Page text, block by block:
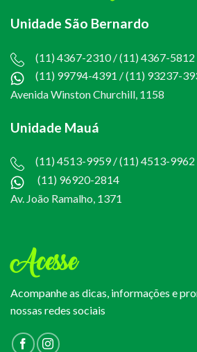
Unidade São Bernardo
(11) 4367-2310 / (11) 4367-5812
(11) 99794-4391 /(11) 93237-
Avenida Winston Churchill, 1158
Unidade Mauá
(11) 4513-9959 / (11) 4513-9962
(11) 96920-2814
Av. João Ramalho, 1371
Acesse
Acompanhe as dicas, informações e
nossas redes sociais